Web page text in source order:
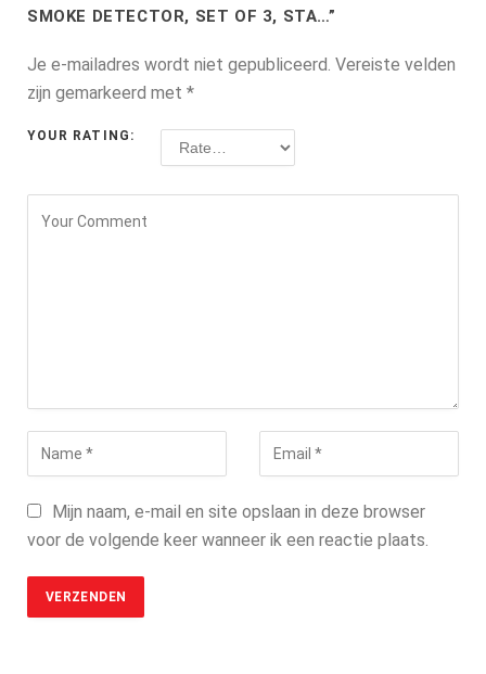
SMOKE DETECTOR, SET OF 3, STA…”
Je e-mailadres wordt niet gepubliceerd. Vereiste velden
zijn gemarkeerd met *
YOUR RATING:
Mijn naam, e-mail en site opslaan in deze browser
voor de volgende keer wanneer ik een reactie plaats.